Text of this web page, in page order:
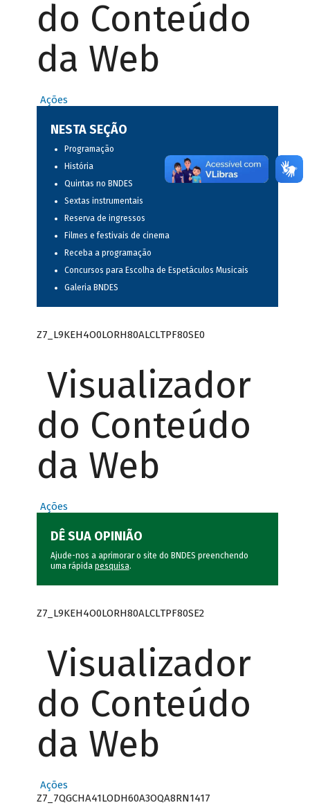
do Conteúdo
da Web
Ações
NESTA SEÇÃO
Programação
História
Quintas no BNDES
Sextas instrumentais
Reserva de ingressos
Filmes e festivais de cinema
Receba a programação
Concursos para Escolha de Espetáculos Musicais
Galeria BNDES
Z7_L9KEH4O0LORH80ALCLTPF80SE0
Visualizador
do Conteúdo
da Web
Ações
DÊ SUA OPINIÃO
Ajude-nos a aprimorar o site do BNDES preenchendo
uma rápida pesquisa.
Z7_L9KEH4O0LORH80ALCLTPF80SE2
Visualizador
do Conteúdo
da Web
Ações
Z7_7QGCHA41LODH60A3OQA8RN1417